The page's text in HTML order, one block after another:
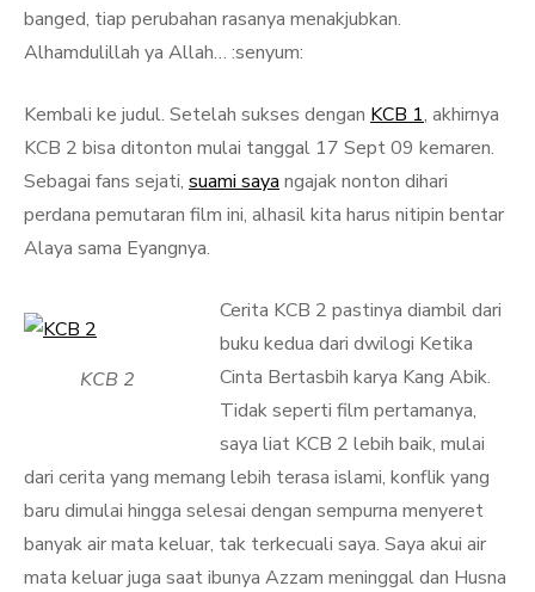
banged, tiap perubahan rasanya menakjubkan.
Alhamdulillah ya Allah… :senyum:
Kembali ke judul. Setelah sukses dengan KCB 1, akhirnya
KCB 2 bisa ditonton mulai tanggal 17 Sept 09 kemaren.
Sebagai fans sejati, suami saya ngajak nonton dihari
perdana pemutaran film ini, alhasil kita harus nitipin bentar
Alaya sama Eyangnya.
KCB 2
Cerita KCB 2 pastinya diambil dari
buku kedua dari dwilogi Ketika
Cinta Bertasbih karya Kang Abik.
Tidak seperti film pertamanya,
saya liat KCB 2 lebih baik, mulai
dari cerita yang memang lebih terasa islami, konflik yang
baru dimulai hingga selesai dengan sempurna menyeret
banyak air mata keluar, tak terkecuali saya. Saya akui air
mata keluar juga saat ibunya Azzam meninggal dan Husna